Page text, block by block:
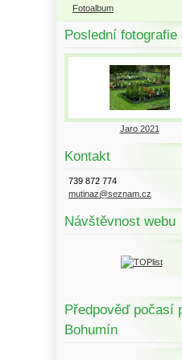
Fotoalbum
Poslední fotografie
Jaro 2021
Kontakt
739 872 774
mutinaz@seznam.cz
Návštěvnost webu
Předpověď počasí
Bohumín